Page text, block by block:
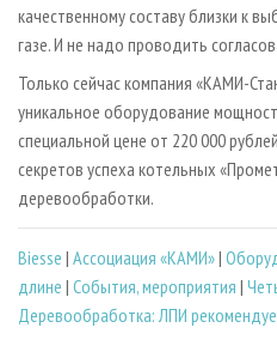
качественному составу близки к
газе. И не надо проводить
Только сейчас компания «КАМИ-
уникальное оборудование
специальной цене от 220 000
секретов успеха котельных
деревообработки.
Biesse | Ассоциация «КАМИ»|
длине | События, мероприятия |
Деревообработка: ЛПИ